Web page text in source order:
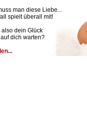
man diese Liebe...
spielt überall mit!
dein Glück
dich warten?